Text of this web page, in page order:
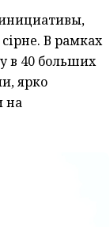
В рамках
в 40 больших
ярко
на